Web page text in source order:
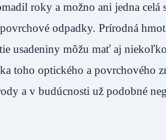
roky a možno ani jedna celá
odpadky. Prírodná
usadeniny môžu mať aj
toho optického a povrchového
a v budúcnosti už podobné